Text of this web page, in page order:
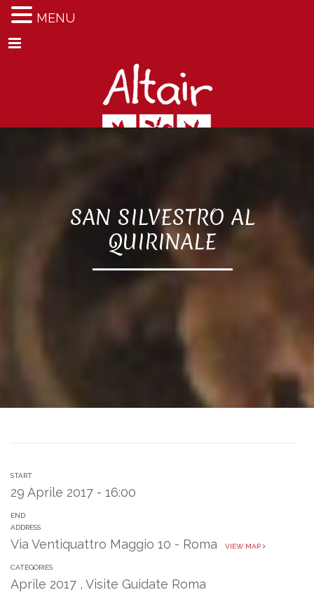
Menu
SAN SILVESTRO AL
QUIRINALE
START
29 Aprile 2017 - 16:00
END
ADDRESS
Via Ventiquattro Maggio 10 - Roma VIEW MAP
CATEGORIES
Aprile 2017 , Visite Guidate Roma
MENU